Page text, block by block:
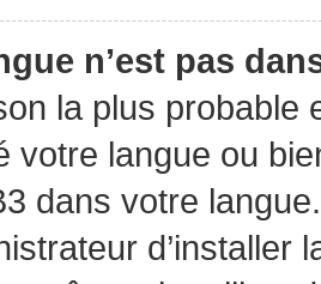
n’est pas
la plus probable
votre langue ou
dans votre
d’installer